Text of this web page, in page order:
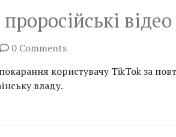
0 Comments
користувачу TikTok за
владу.